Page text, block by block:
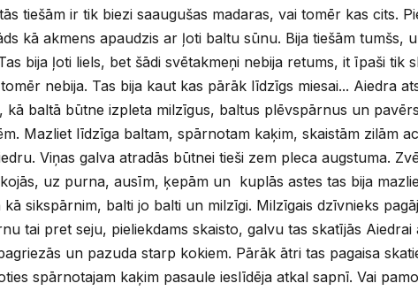
tiešām ir tik biezi saaugušas madaras, vai tomēr kas cits.
kā akmens apaudzis ar ļoti baltu sūnu. Bija tiešām tumšs,
bija ļoti liels, bet šādi svētakmeņi nebija retums, it īpaši tik
nebija. Tas bija kaut kas pārāk līdzīgs miesai... Aiedra
kā baltā būtne izpleta milzīgus, baltus plēvspārnus un
Mazliet līdzīga baltam, spārnotam kaķim, skaistām zilām
Viņas galva atradās būtnei tieši zem pleca augstuma.
uz purna, ausīm, ķepām un kuplās astes tas bija
sikspārnim, balti jo balti un milzīgi. Milzīgais dzīvnieks
tai pret seju, pieliekdams skaisto, galvu tas skatījās Aiedrai
un pazuda starp kokiem. Pārāk ātri tas pagaisa
spārnotajam kaķim pasaule ieslīdēja atkal sapnī. Vai